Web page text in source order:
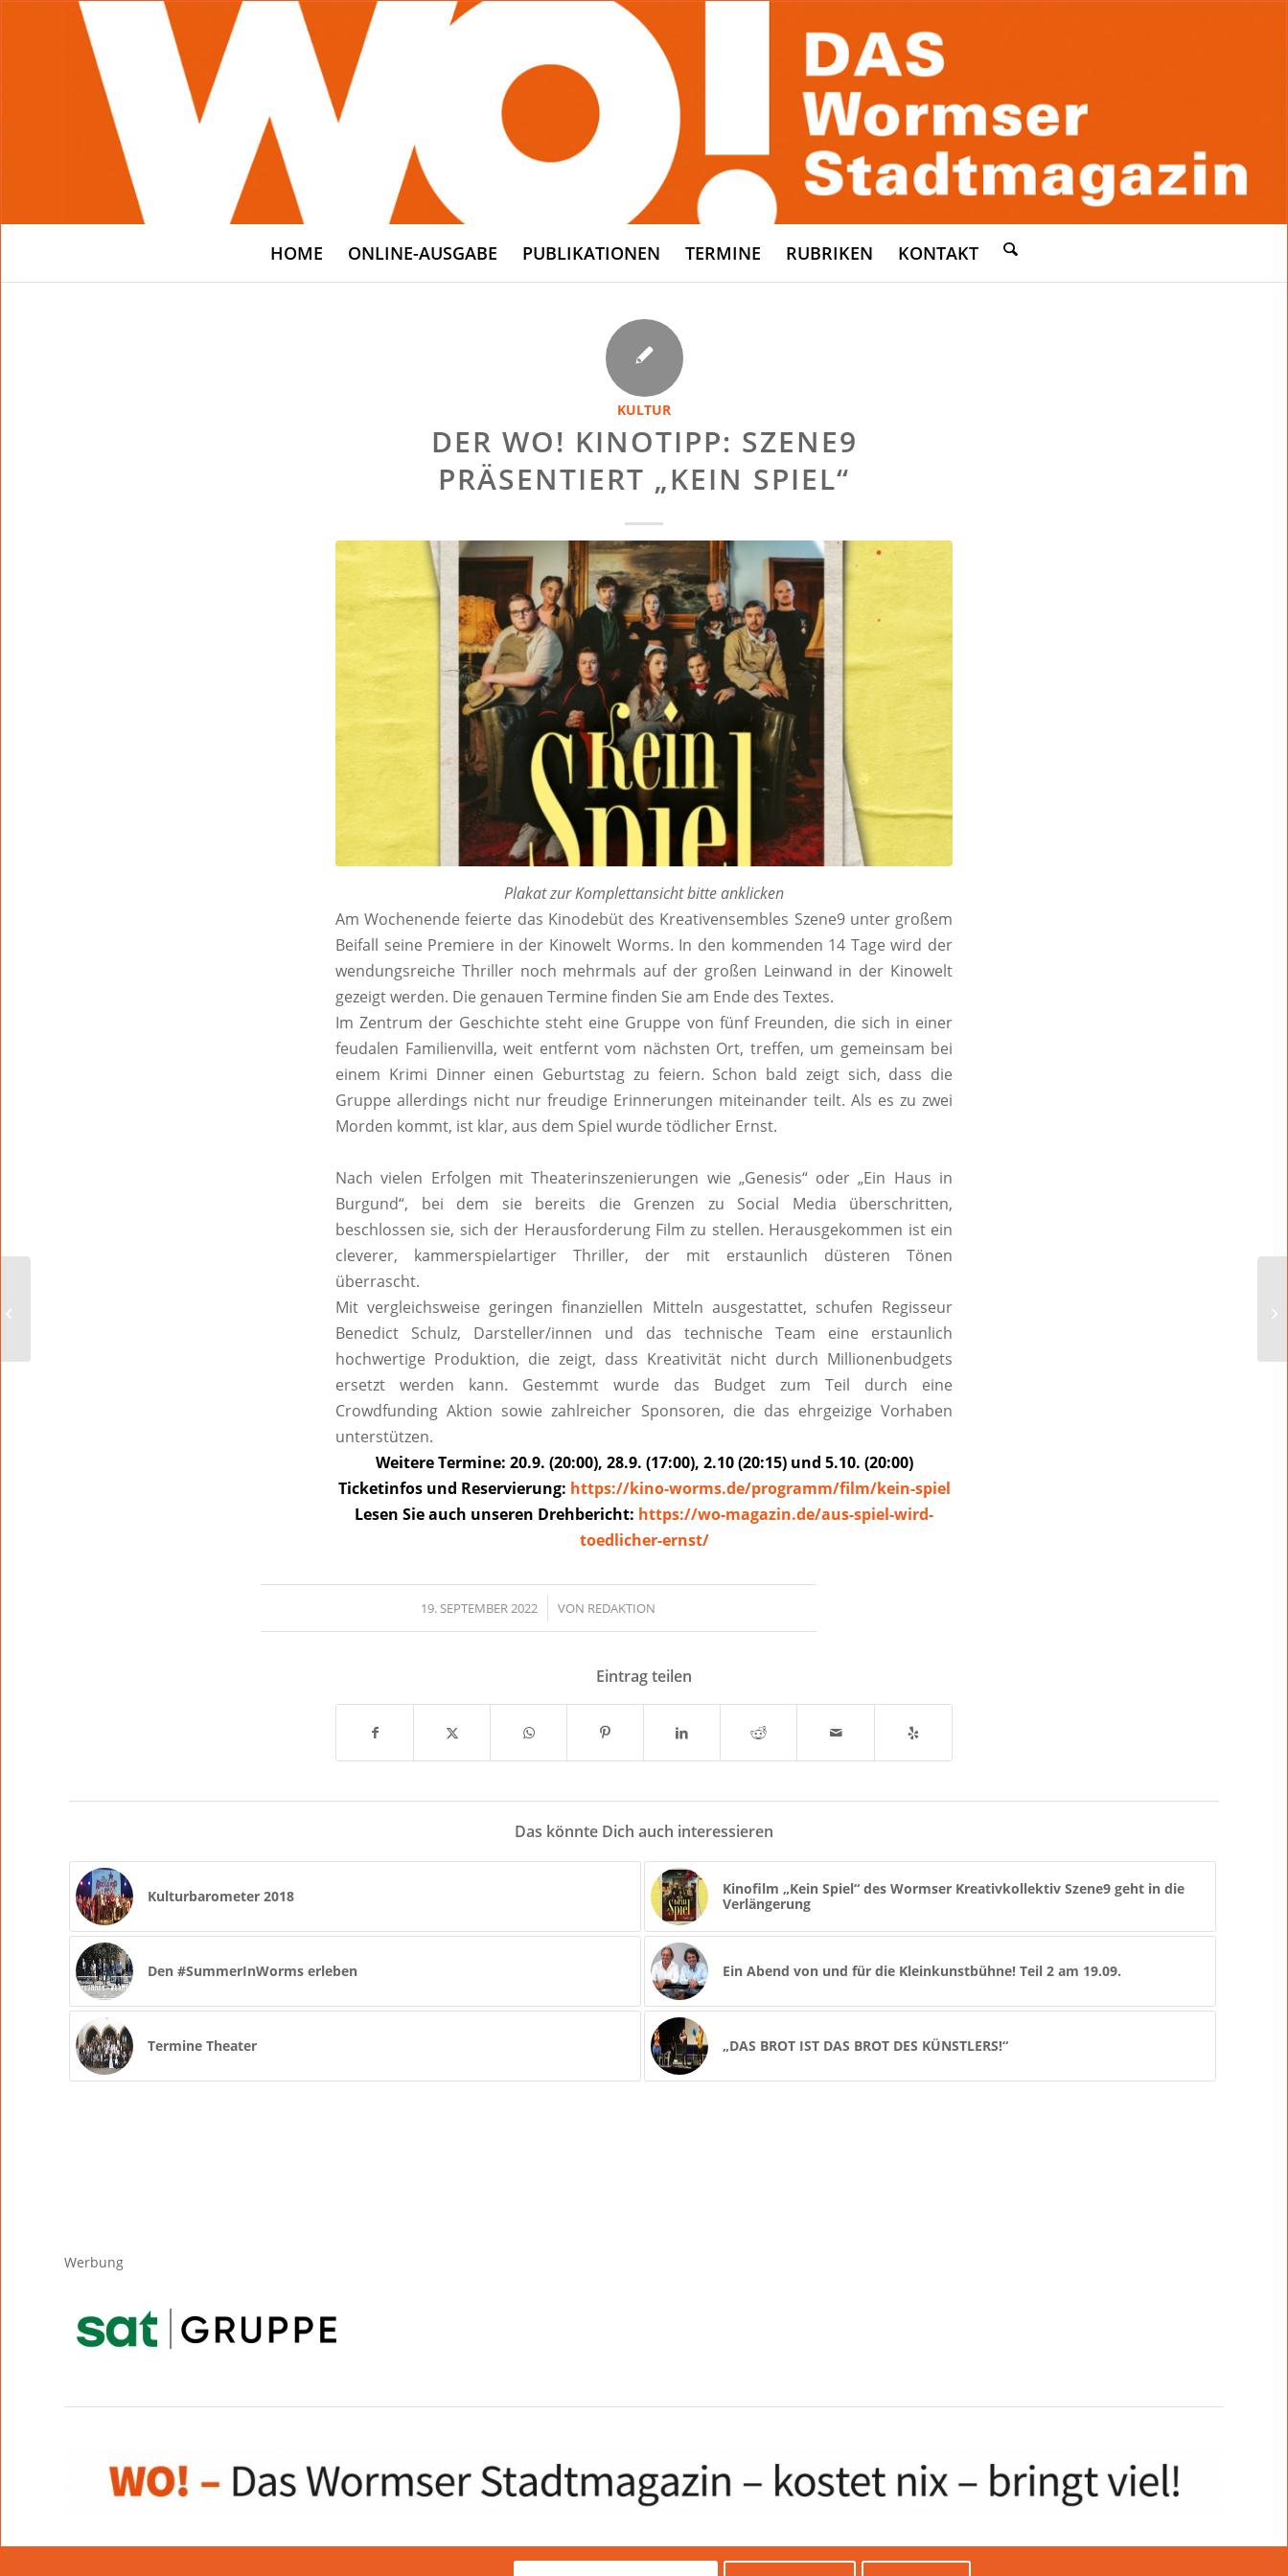
HOME ONLINE-AUSGABE PUBLIKATIONEN TERMINE RUBRIKEN KONTAKT
KULTUR
DER WO! KINOTIPP: SZENE9
PRÄSENTIERT „KEIN SPIEL“
Plakat zur Komplettansicht bitte anklicken
Am Wochenende feierte das Kinodebüt des Kreativensembles Szene9 unter großem
Beifall seine Premiere in der Kinowelt Worms. In den kommenden 14 Tage wird der
wendungsreiche Thriller noch mehrmals auf der großen Leinwand in der Kinowelt
gezeigt werden. Die genauen Termine finden Sie am Ende des Textes.
Im Zentrum der Geschichte steht eine Gruppe von fünf Freunden, die sich in einer
feudalen Familienvilla, weit entfernt vom nächsten Ort, treffen, um gemeinsam bei
einem Krimi Dinner einen Geburtstag zu feiern. Schon bald zeigt sich, dass die
Gruppe allerdings nicht nur freudige Erinnerungen miteinander teilt. Als es zu zwei
Morden kommt, ist klar, aus dem Spiel wurde tödlicher Ernst.
Nach vielen Erfolgen mit Theaterinszenierungen wie „Genesis“ oder „Ein Haus in
Burgund“, bei dem sie bereits die Grenzen zu Social Media überschritten,
beschlossen sie, sich der Herausforderung Film zu stellen. Herausgekommen ist ein
cleverer, kammerspielartiger Thriller, der mit erstaunlich düsteren Tönen
überrascht.
Mit vergleichsweise geringen finanziellen Mitteln ausgestattet, schufen Regisseur
Benedict Schulz, Darsteller/innen und das technische Team eine erstaunlich
hochwertige Produktion, die zeigt, dass Kreativität nicht durch Millionenbudgets
ersetzt werden kann. Gestemmt wurde das Budget zum Teil durch eine
Crowdfunding Aktion sowie zahlreicher Sponsoren, die das ehrgeizige Vorhaben
unterstützen.
Weitere Termine: 20.9. (20:00), 28.9. (17:00), 2.10 (20:15) und 5.10. (20:00)
Ticketinfos und Reservierung: https://kino-worms.de/programm/film/kein-spiel
Lesen Sie auch unseren Drehbericht: https://wo-magazin.de/aus-spiel-wird-
toedlicher-ernst/
19. SEPTEMBER 2022
/ VON REDAKTION
Eintrag teilen
Das könnte Dich auch interessieren
Kulturbarometer 2018
Kinofilm „Kein Spiel“ des Wormser Kreativkollektiv Szene9 geht in die
Verlängerung
Den #SummerInWorms erleben Ein Abend von und für die Kleinkunstbühne! Teil 2 am 19.09.
Termine Theater „DAS BROT IST DAS BROT DES KÜNSTLERS!“
Werbung